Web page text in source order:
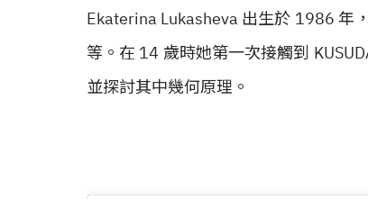
Ekaterina Lukasheva 出生於 1986 年
等。在 14 歲時她第一次接觸到
並探討其中幾何原理。